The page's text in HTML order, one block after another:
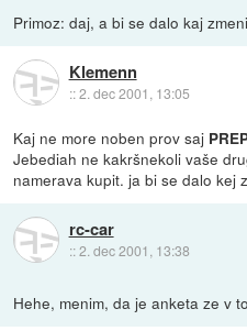
Primoz: daj, a bi se dalo kaj
Klemenn
::2. dec 2001, 13:05
Kaj ne more noben prov saj
Jebediah ne kakršnekoli vaše
namerava kupit. ja bi se dalo kej
rc-car
::2. dec 2001, 13:38
Hehe, menim, da je anketa ze v